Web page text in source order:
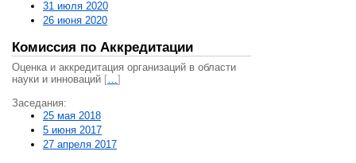
31 июля 2020
26 июня 2020
Комиссия по Аккредитации
Оценка и аккредитация организаций в области
науки и инноваций […]
Заседания:
25 мая 2018
5 июня 2017
27 апреля 2017